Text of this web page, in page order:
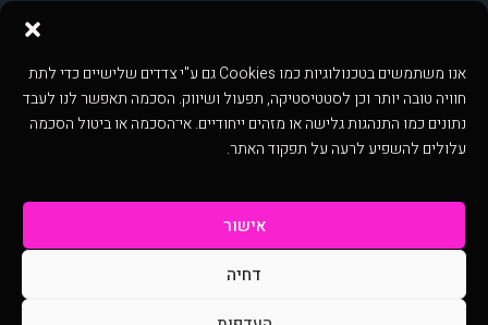
אנו משתמשים בטכנולוגיות כמו Cookies גם ע"י צדדים שלישיים כדי לתת
חוויה טובה יותר וכן לסטטיסטיקה, תפעול ושיווק. הסכמה תאפשר לנו לעבד
נתונים כמו התנהגות גלישה או מזהים ייחודיים. אי־הסכמה או ביטול הסכמה
עלולים להשפיע לרעה על תפקוד האתר.
אישור
דחיה